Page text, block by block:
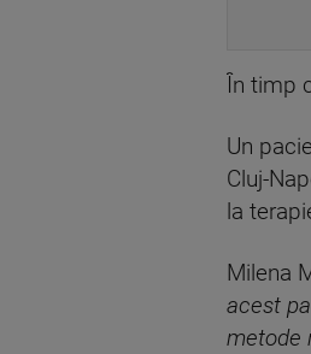
În timp
Un
Cluj-
la
Milena
acest
metode